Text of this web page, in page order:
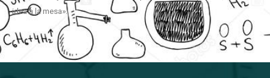
idea a la mesa».